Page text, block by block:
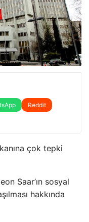
Reddit
çok tepki
Saar’ın sosyal
hakkında